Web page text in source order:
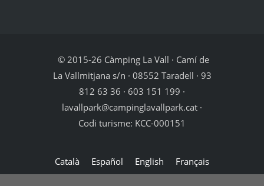
© 2015-26 Càmping La Vall · Camí de
La Vallmitjana s/n · 08552 Taradell · 93
812 63 36 · 603 151 199 ·
lavallpark@campinglavallpark.cat ·
Codi turisme: KCC-000151
Català Español English Français